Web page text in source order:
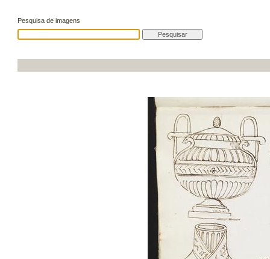
Pesquisa de imagens